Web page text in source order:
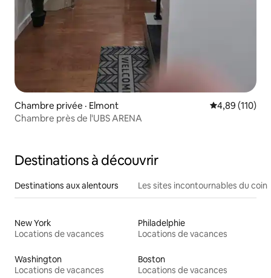
Chambre privée · Elmont Note
4,89 (110)
Chambre près de l'UBS ARENA
Destinations à découvrir
Destinations aux alentours Les sites incontournables du coin
New York
Locations de vacances
Philadelphie
Locations de vacances
Washington
Locations de vacances
Boston
Locations de vacances